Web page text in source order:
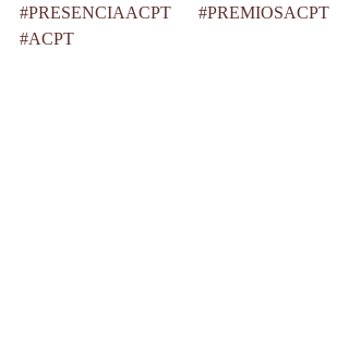
#PRESENCIAACPT
#PREMIOSACPT
#ACPT